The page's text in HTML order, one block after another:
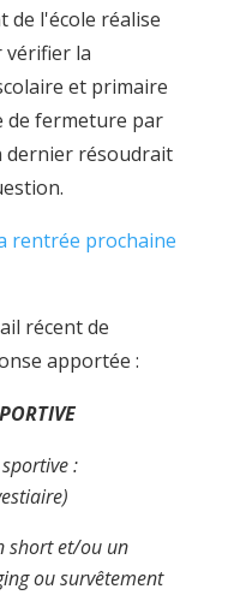
l'école réalise
vérifier la
et primaire
de fermeture par
dernier résoudrait
rentrée prochaine
récent de
apportée :
:
short et/ou un
ou survêtement